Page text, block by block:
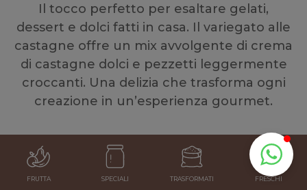
Il tocco perfetto per esaltare gelati,
dessert e dolci fatti in casa. Il variegato alle
castagne offre un mix avvolgente di crema
di castagne dolci e pezzetti leggermente
croccanti. Una delizia che trasforma ogni
creazione in un’esperienza gourmet.
FRUTTA SPECIALI TRASFORMATI FRESCHI